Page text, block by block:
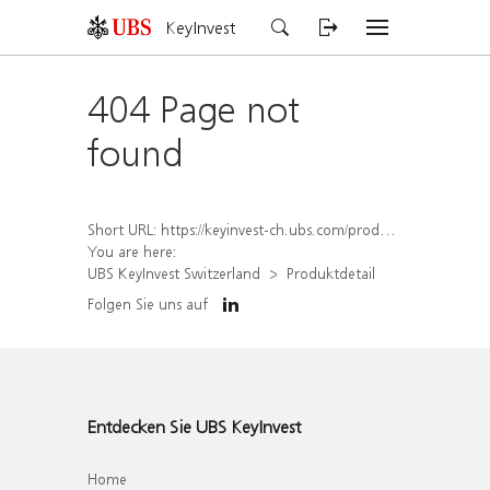
KeyInvest
404 Page not
found
Short URL: https://keyinvest-ch.ubs.com/produkt/detail/index/isin/CH1558307570
You are here:
UBS KeyInvest Switzerland
Produktdetail
Folgen Sie uns auf
Entdecken Sie UBS KeyInvest
Home